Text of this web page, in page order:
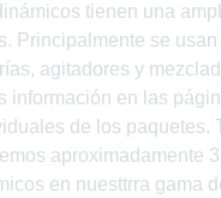
tienen una
Principalmente se usan
agitadores y
información en las
de los paquetes.
aproximadamente
en nuesttrra gama